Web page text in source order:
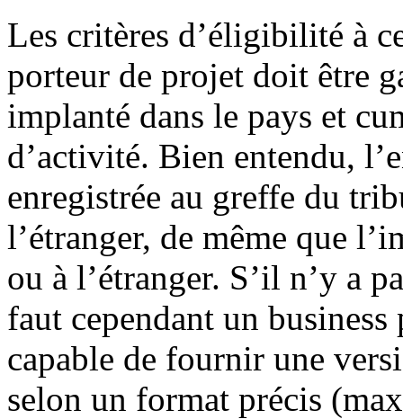
Les critères d’éligibilité à
porteur de projet doit être
implanté dans le pays et
d’activité. Bien entendu,
enregistrée au greffe du
l’étranger, de même que
ou à l’étranger. S’il n’y a
faut cependant un
capable de fournir une
selon un format précis